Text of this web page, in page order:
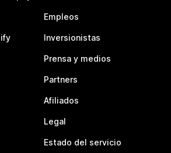
Empleos
Inversionistas
Prensa y medios
Partners
Afiliados
Legal
Estado del servicio